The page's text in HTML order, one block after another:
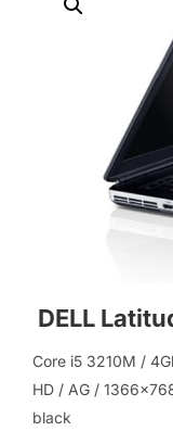
DELL
Core i5 3210M /
HD / AG /
black